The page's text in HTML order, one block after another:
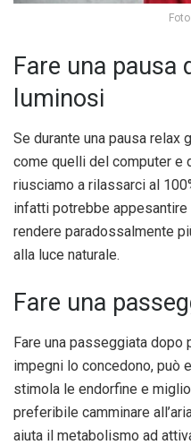
Fare una pausa
luminosi
Se durante una pausa relax
come quelli del computer e
riusciamo a rilassarci al
infatti potrebbe
rendere paradossalmente
alla luce naturale.
Fare una
Fare una passeggiata dopo
impegni lo concedono, può
stimola le endorfine e
preferibile camminare
aiuta il metabolismo ad